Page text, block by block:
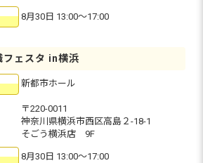
8月30日 13:00〜17:00
フェスタ in横浜
新都市ホール
〒220-0011
神奈川県横浜市西区高島２-18-1
そごう横浜店 9F
8月30日 13:00〜17:00